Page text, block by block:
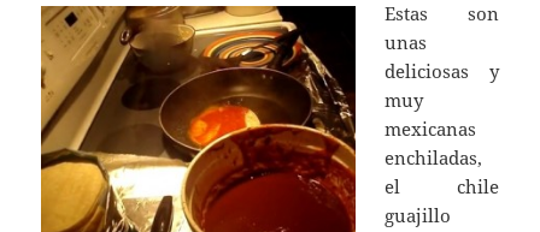
Estas son
unas
deliciosas y
muy
mexicanas
enchiladas,
el chile
guajillo